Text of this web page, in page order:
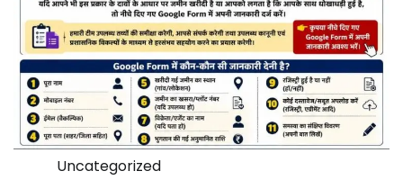
Uncategorized